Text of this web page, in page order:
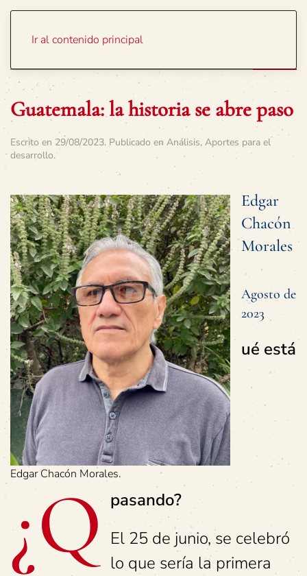
Ir al contenido principal
Guatemala: la historia se abre paso
Escrito en 29/08/2023. Publicado en Análisis, Aportes para el
desarrollo.
Edgar Chacón Morales.
Edgar
Chacón
Morales
Agosto de
2023
¿Q
ué está
pasando?
El 25 de junio, se celebró
lo que sería la primera